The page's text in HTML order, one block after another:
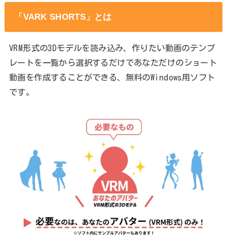
「​VARK SHORTS」とは
VRM形式の3Dモデルを読み込み、作りたい動画のテンプ
レートを一覧から選択するだけであなただけのショート
動画を作成することができる、無料のWindows用ソフト
です。